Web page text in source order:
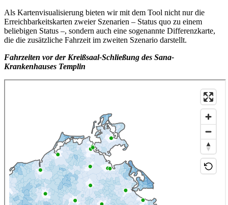
Als Kartenvisualisierung bieten wir mit dem Tool nicht nur die
Erreichbarkeitskarten zweier Szenarien – Status quo zu einem
beliebigen Status –, sondern auch eine sogenannte Differenzkarte,
die die zusätzliche Fahrzeit im zweiten Szenario darstellt.
Fahrzeiten vor der Kreißsaal-Schließung des Sana-
Krankenhauses Templin